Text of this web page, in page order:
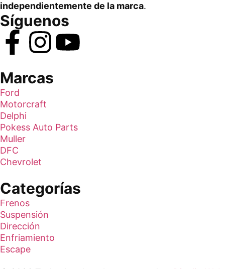
independientemente de la marca.
Síguenos
Marcas
Ford
Motorcraft
Delphi
Pokess Auto Parts
Muller
DFC
Chevrolet
Categorías
Frenos
Suspensión
Dirección
Enfriamiento
Escape